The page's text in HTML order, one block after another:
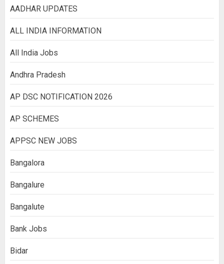
AADHAR UPDATES
ALL INDIA INFORMATION
All India Jobs
Andhra Pradesh
AP DSC NOTIFICATION 2026
AP SCHEMES
APPSC NEW JOBS
Bangalora
Bangalure
Bangalute
Bank Jobs
Bidar